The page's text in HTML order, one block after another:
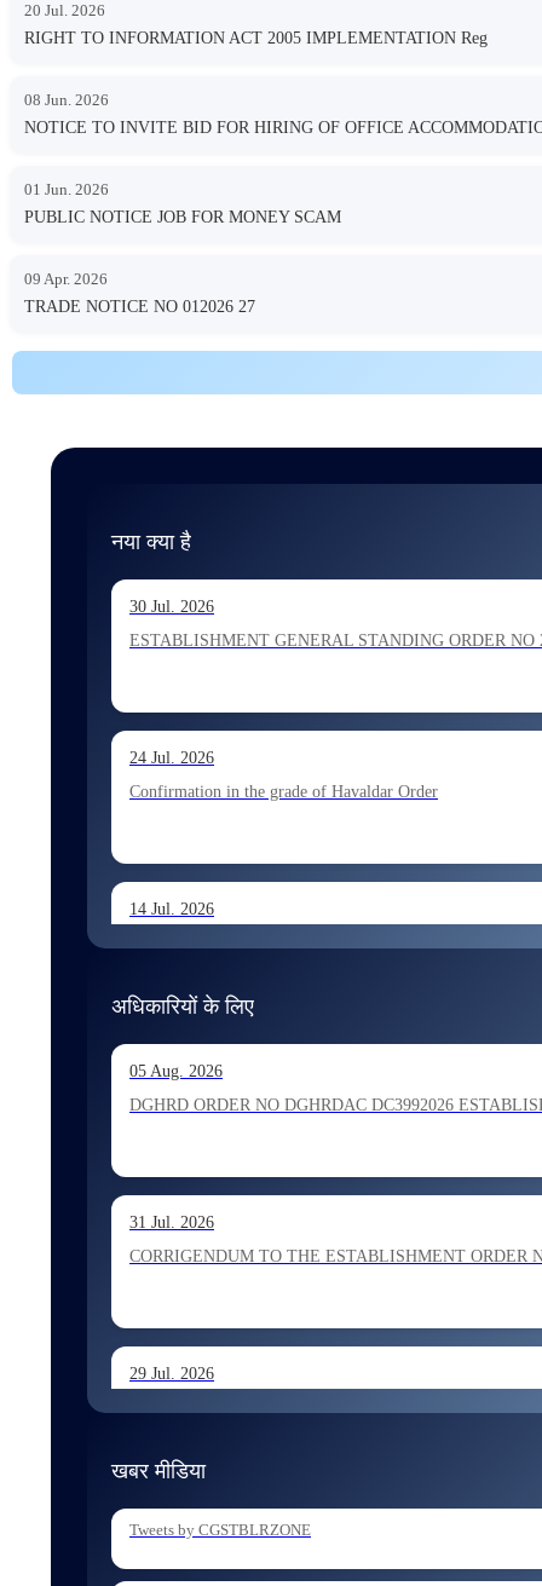
20 Jul. 2026
RIGHT TO INFORMATION ACT 2005 IMPLEMENTATION Reg
08 Jun. 2026
NOTICE TO INVITE BID FOR HIRING OF OFFICE
01 Jun. 2026
PUBLIC NOTICE JOB FOR MONEY SCAM
09 Apr. 2026
TRADE NOTICE NO 012026 27
नया क्या है
30 Jul. 2026
ESTABLISHMENT GENERAL STANDING ORDER NO
24 Jul. 2026
Confirmation in the grade of Havaldar Order
14 Jul. 2026
13 Jul. 2026
Allocation of Inspector recommended for appointment by
13 Jul. 2026
Allocation of Executive Assistant recommended for
अधिकारियों के लिए
05 Aug. 2026
DGHRD ORDER NO DGHRDAC DC3992026
31 Jul. 2026
CORRIGENDUM TO THE ESTABLISHMENT ORDER
29 Jul. 2026
29 Jul. 2026
खबर मीडिया
Tweets by CGSTBLRZONE